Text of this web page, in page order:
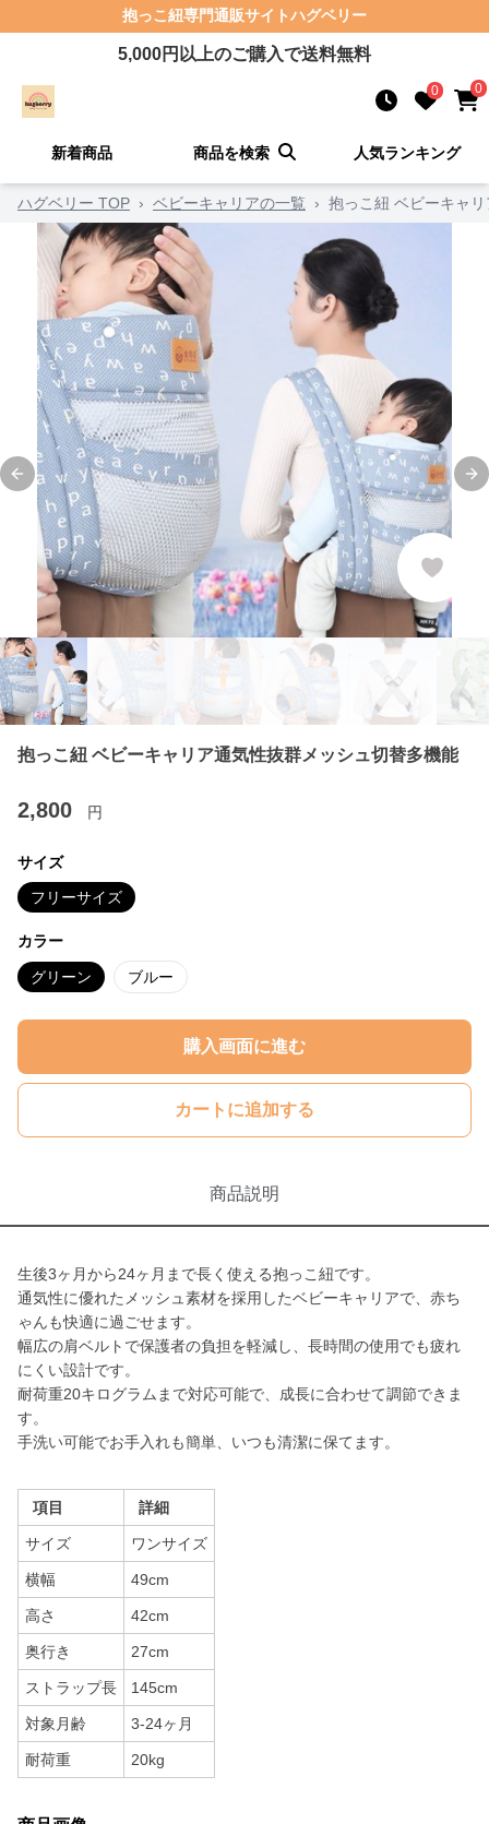
抱っこ紐専門通販サイトハグベリー
5,000円以上のご購入で送料無料
0 0
新着商品 商品を検索 人気ランキング
ハグベリー TOP › ベビーキャリアの一覧 › 抱っこ紐 ベビーキャ
Previous slide
抱っこ紐 ベビーキャリア通気性抜群メッシュ切替多機能
2,800 円
サイズ
フリーサイズ
カラー
グリーン ブルー
購入画面に進む
カートに追加する
商品説明
生後3ヶ月から24ヶ月まで長く使える抱っこ紐です。
通気性に優れたメッシュ素材を採用したベビーキャリアで、赤ち
ゃんも快適に過ごせます。
幅広の肩ベルトで保護者の負担を軽減し、長時間の使用でも疲れ
にくい設計です。
耐荷重20キログラムまで対応可能で、成長に合わせて調節できま
す。
手洗い可能でお手入れも簡単、いつも清潔に保てます。
項目 詳細
サイズ ワンサイズ
横幅 49cm
高さ 42cm
奥行き 27cm
ストラップ長 145cm
対象月齢 3-24ヶ月
耐荷重 20kg